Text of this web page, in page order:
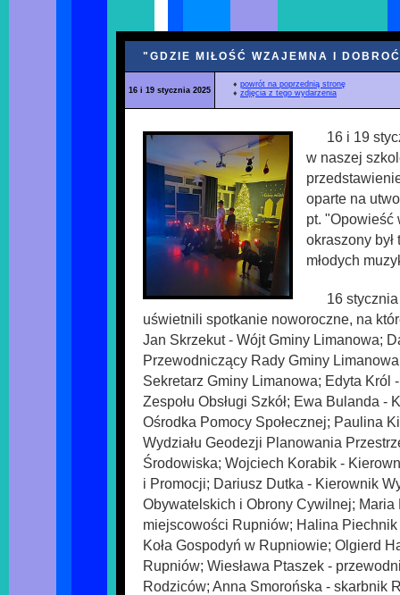
"GDZIE MIŁOŚĆ WZAJEMNA I
16 i 19 stycznia 2025
♦ powrót na poprzednią stronę
♦ zdjęcia z tego wydarzenia
16 i 19
w naszej
oparte na
pt. "Opowieść
okraszony
młodych
16
uświetnili spotkanie noworoczne, na
Jan Skrzekut - Wójt Gminy Limanowa;
Przewodniczący Rady Gminy
Sekretarz Gminy Limanowa; Edyta Król
Zespołu Obsługi Szkół; Ewa Bulanda -
Ośrodka Pomocy Społecznej; Paulina
Wydziału Geodezji Planowania
Środowiska; Wojciech Korabik -
i Promocji; Dariusz Dutka - Kierownik
Obywatelskich i Obrony Cywilnej; Maria
miejscowości Rupniów; Halina
Koła Gospodyń w Rupniowie; Olgierd
Rupniów; Wiesława Ptaszek -
Rodziców; Anna Smorońska - skarbnik